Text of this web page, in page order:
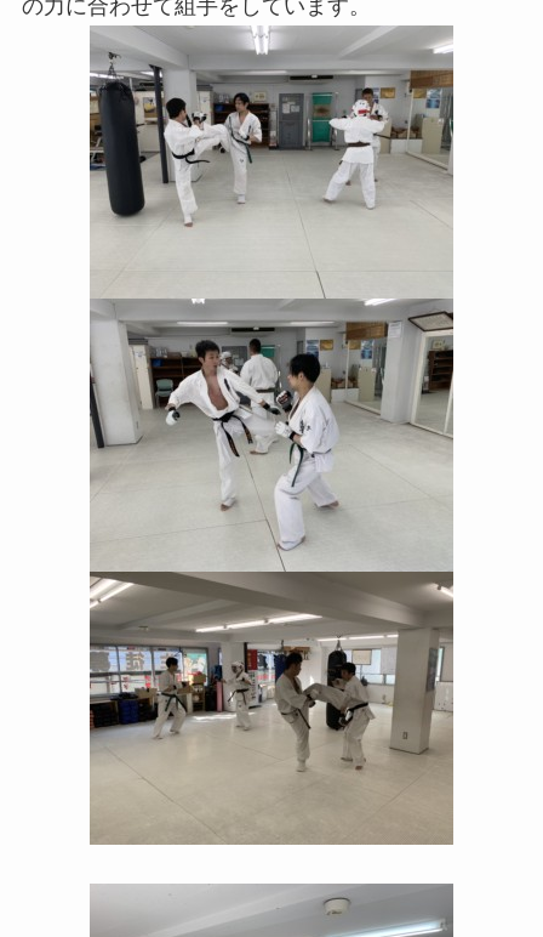
の力に合わせて組手をしています。